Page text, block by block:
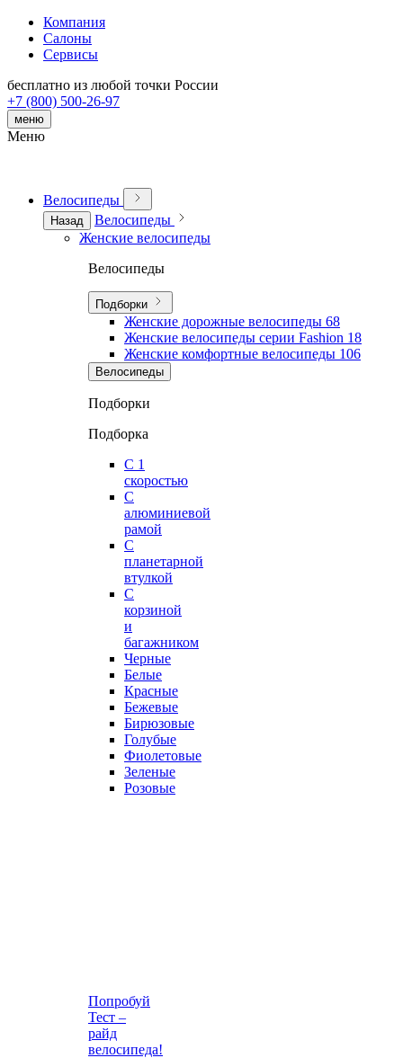
Компания
Салоны
Сервисы
бесплатно из любой точки России
+7 (800) 500-26-97
меню
Меню
Велосипеды
Назад
Велосипеды
Женские велосипеды
Велосипеды
Подборки
Женские дорожные велосипеды 68
Женские велосипеды серии Fashion 18
Женские комфортные велосипеды 106
Велосипеды
Подборки
Подборка
С 1
скоростью
С
алюминиевой
рамой
С
планетарной
втулкой
С
корзиной
и
багажником
Черные
Белые
Красные
Бежевые
Бирюзовые
Голубые
Фиолетовые
Зеленые
Розовые
Попробуй
Тест –
райд
велосипеда!